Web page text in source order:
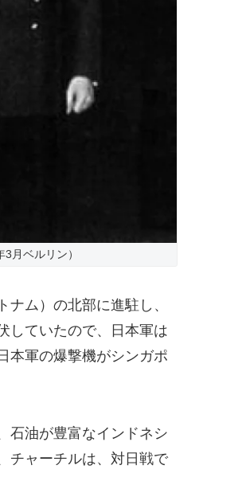
月ベルリン）
ム）の北部に進駐し、
していたので、日本軍は
本軍の爆撃機がシンガポ
石油が豊富なインドネシ
チャーチルは、対日戦で